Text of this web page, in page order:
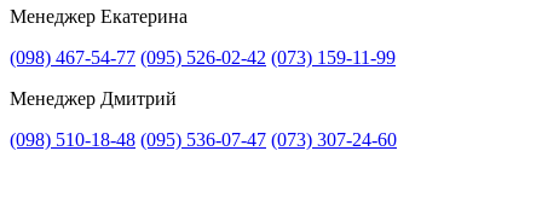
Менеджер Екатерина
(098) 467-54-77 (095) 526-02-42 (073) 159-11-99
Менеджер Дмитрий
(098) 510-18-48 (095) 536-07-47 (073) 307-24-60